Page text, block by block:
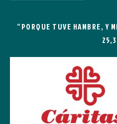
“PORQUE TUVE HAMBRE, Y